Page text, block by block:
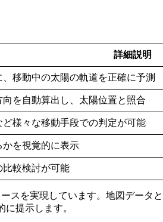
詳細説明
移動中の太陽の軌道を正確に予測
を自動算出し、太陽位置と照合
様々な移動手段での判定が可能
を視覚的に表示
比較検討が可能
スを実現しています。地図データ
提示します。